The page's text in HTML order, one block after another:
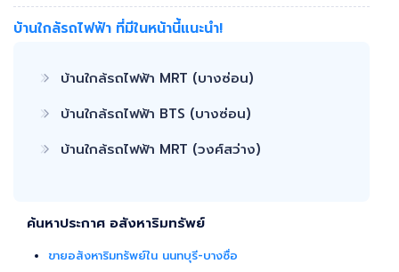
5 🚩 เป็นวิทยากรบรรยาย "นายหน้า" อสังหาริมทรัพย์ ที่ โรงเรียนธุรกิจ
อสังหาริมทรัพย์ไทย 🚩 Property Consultant ที่ Tooktee ขาย-ซื้อ บ้าน
บ้านใกล้รถไฟฟ้า ที่มีในหน้านี้แนะนำ!
บ้านใกล้รถไฟฟ้า MRT (บางซ่อน)
บ้านใกล้รถไฟฟ้า BTS (บางซ่อน)
บ้านใกล้รถไฟฟ้า MRT (วงศ์สว่าง)
ค้นหาประกาศ อสังหาริมทรัพย์
ขายอสังหาริมทรัพย์ใน นนทบุรี-บางซื่อ